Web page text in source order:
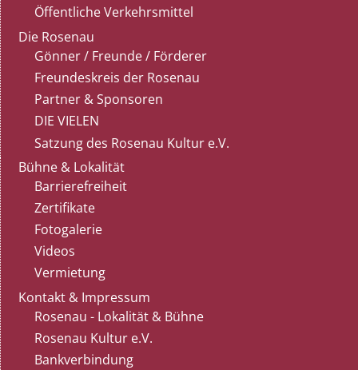
Öffentliche Verkehrsmittel
Die Rosenau
Gönner / Freunde / Förderer
Freundeskreis der Rosenau
Partner & Sponsoren
DIE VIELEN
Satzung des Rosenau Kultur e.V.
Bühne & Lokalität
Barrierefreiheit
Zertifikate
Fotogalerie
Videos
Vermietung
Kontakt & Impressum
Rosenau - Lokalität & Bühne
Rosenau Kultur e.V.
Bankverbindung